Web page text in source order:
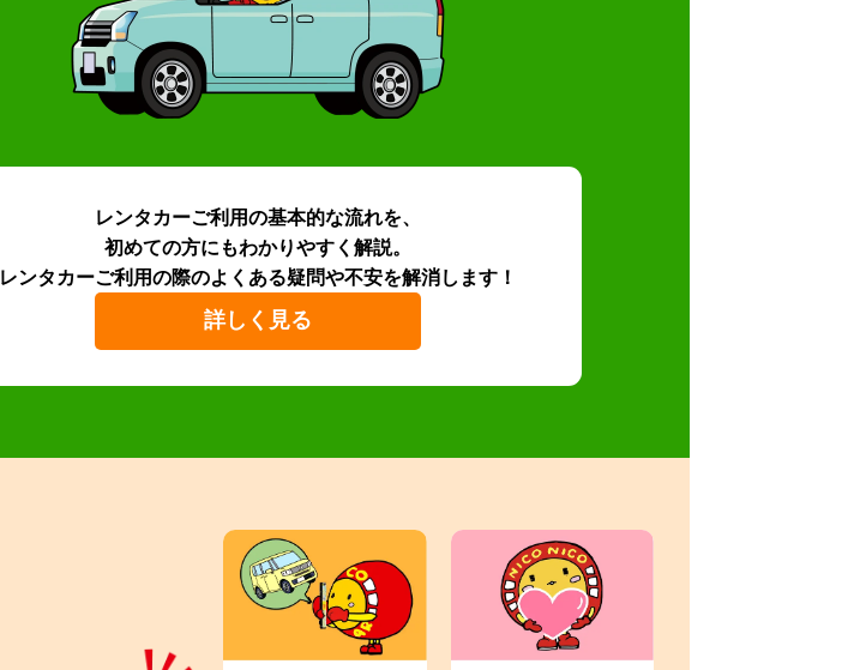
レンタカーご利用の基本的な流れを、
初めての方にもわかりやすく解説。
レンタカーご利用の際のよくある疑問や不安を解消します！
詳しく見る